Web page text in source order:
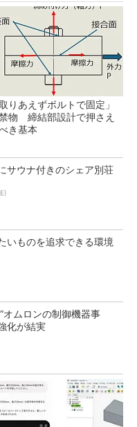
取りあえずボルトで固定」
物 締結部設計で押さえ
き基本
サウナ付きのシェア別荘
いものを追求できる環境
オムロンの制御機器事
化が結実